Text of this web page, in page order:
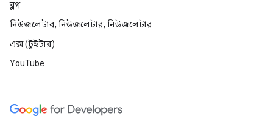
ব্লগ
নিউজলেটার, নিউজলেটার, নিউজলেটার
এক্স (টুইটার)
YouTube